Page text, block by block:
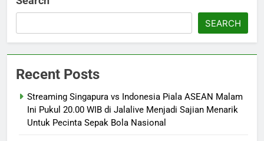
SEARCH
Recent Posts
Streaming Singapura vs Indonesia Piala ASEAN Malam
Ini Pukul 20.00 WIB di Jalalive Menjadi Sajian Menarik
Untuk Pecinta Sepak Bola Nasional